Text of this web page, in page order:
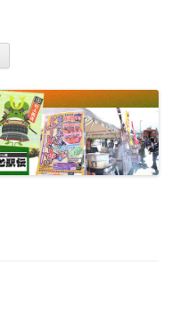
ツ
へ
ス
キ
ッ
プ